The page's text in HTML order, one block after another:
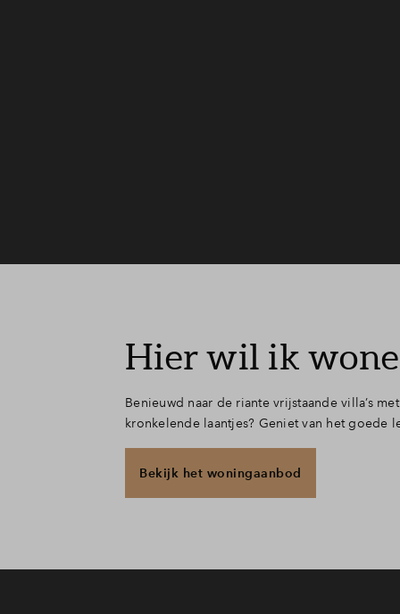
Hier wil ik
Benieuwd naar de riante vrijstaande villa’s
kronkelende laantjes? Geniet van het goede
Bekijk het woningaanbod